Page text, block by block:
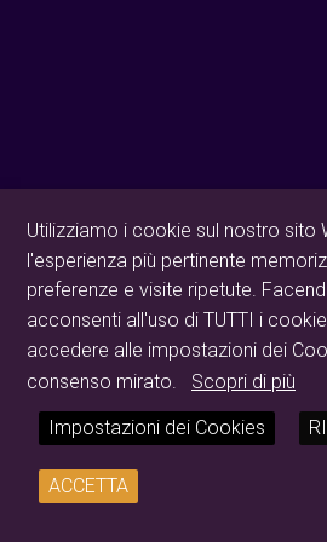
Utilizziamo i cookie sul nostro sito
l'esperienza più pertinente
preferenze e visite ripetute.
acconsenti all'uso di TUTTI i
accedere alle impostazioni dei
consenso mirato.
Scopri di più
Impostazioni dei Cookies
ACCETTA